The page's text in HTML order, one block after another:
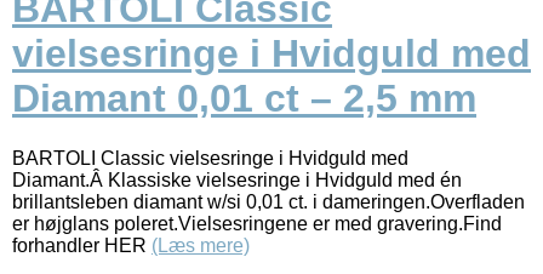
BARTOLI Classic
vielsesringe i Hvidguld med
Diamant 0,01 ct – 2,5 mm
BARTOLI Classic vielsesringe i Hvidguld med
Diamant.Â Klassiske vielsesringe i Hvidguld med én
brillantsleben diamant w/si 0,01 ct. i dameringen.Overfladen
er højglans poleret.Vielsesringene er med gravering.Find
forhandler HER (Læs mere)